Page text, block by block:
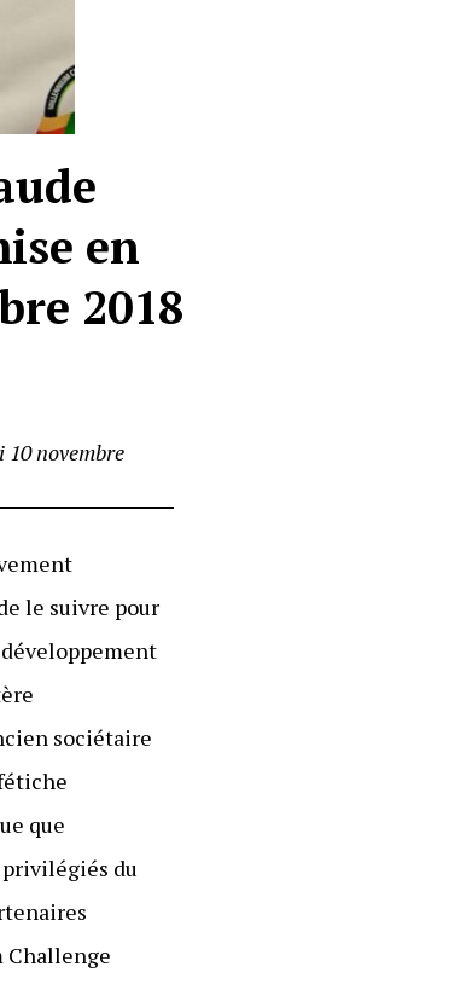
en
2018
novembre
le suivre pour
sociétaire
que
du
Challenge